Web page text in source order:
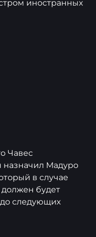
иностранных
Чавес
назначил Мадуро
в случае
будет
до следующих